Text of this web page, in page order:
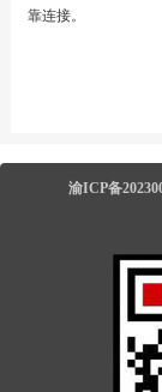
靠连接。
渝ICP备